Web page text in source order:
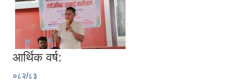
आर्थिक वर्ष:
०८२/८३